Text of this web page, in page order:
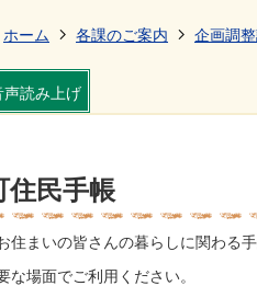
ホーム 各課のご案内 企画調
読み上げ
住民手帳
住まいの皆さんの暮らしに関わる
な場面でご利用ください。